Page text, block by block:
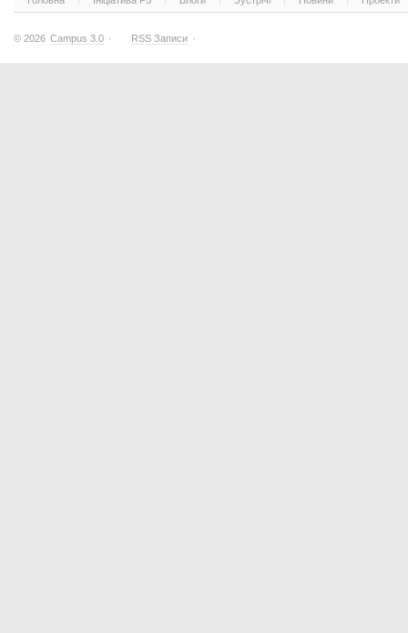
© 2026 Campus 3.0 · RSS Записи ·